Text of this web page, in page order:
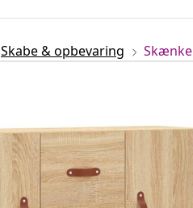
Skabe & opbevaring Skænke